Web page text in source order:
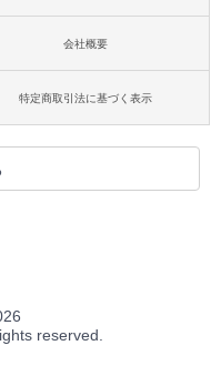
会社概要
特定商取引法に基づく表示
reserved.